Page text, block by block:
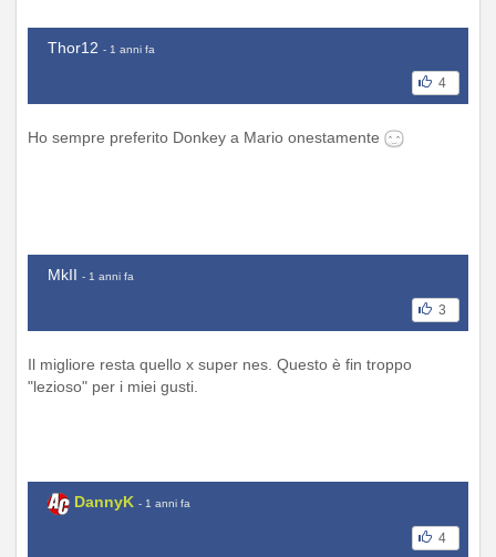
Thor12 - 1 anni fa
4
Ho sempre preferito Donkey a Mario onestamente
MkII - 1 anni fa
3
Il migliore resta quello x super nes. Questo è fin troppo
"lezioso" per i miei gusti.
DannyK - 1 anni fa
4